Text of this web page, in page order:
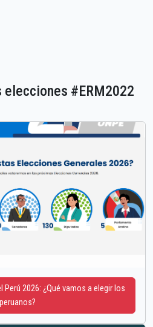
elecciones #ERM2022
Perú 2026: ¿Qué vamos a elegir los
peruanos?